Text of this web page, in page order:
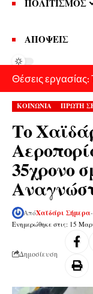
ΠΟΛΙΤΙΣΜΟΣ
ΑΠΟΨΕΙΣ
Θέσεις
ΚΟΙΝΩΝΙΑ ΠΡΩΤΗ
Το
35χρονο
Ενημερώθηκε στις: 15
ΑπόΧαϊδάρι Σήμερα
Δημοσίευση